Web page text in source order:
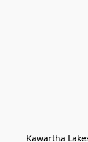
Kawartha